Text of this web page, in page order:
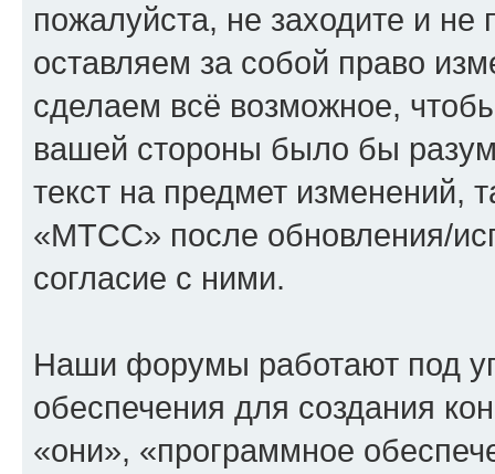
пожалуйста, не заходите и
оставляем за собой право
сделаем всё возможное,
вашей стороны было бы
текст на предмет изменений,
«МТСС» после обновления/
согласие с ними.
Наши форумы работают под
обеспечения для создания
«они», «программное